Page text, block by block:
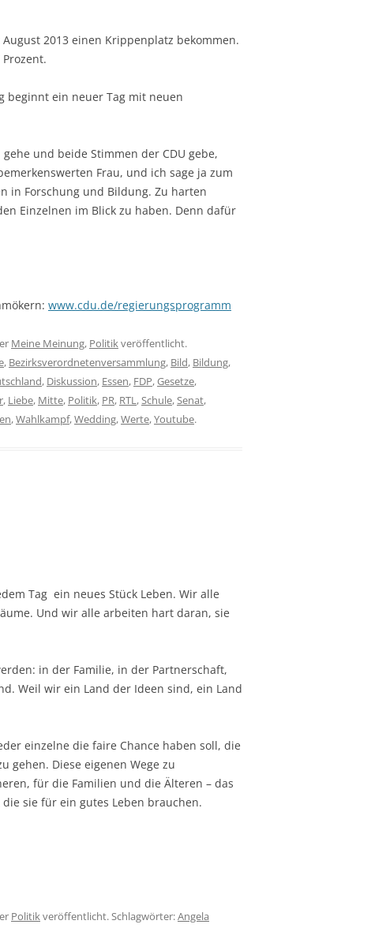
2013 einen Krippenplatz bekommen.
beginnt ein neuer Tag mit neuen
und beide Stimmen der CDU gebe,
Frau, und ich sage ja zum
in Forschung und Bildung. Zu harten
Einzelnen im Blick zu haben. Denn dafür
www.cdu.de/regierungsprogramm
Meine Meinung, Politikveröffentlicht.
, Bezirksverordnetenversammlung, Bild, Bildung,
, Diskussion, Essen, FDP,Gesetze,
, Liebe, Mitte, Politik, PR, RTL,Schule,Senat,
,Wahlkampf,Wedding,Werte,Youtube.
Tag ein neues Stück Leben. Wir alle
Und wir alle arbeiten hart daran, sie
in der Familie, in der Partnerschaft,
Weil wir ein Land der Ideen sind, ein Land
einzelne die faire Chance haben soll, die
gehen. Diese eigenen Wege zu
für die Familien und die Älteren – das
sie für ein gutes Leben brauchen.
Politikveröffentlicht. Schlagwörter:Angela